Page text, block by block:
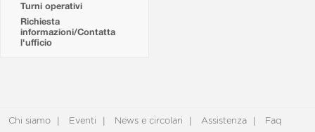
Turni operativi
Richiesta
informazioni/Contatta
l'ufficio
Chi siamo Eventi News e circolari Assistenza Faq